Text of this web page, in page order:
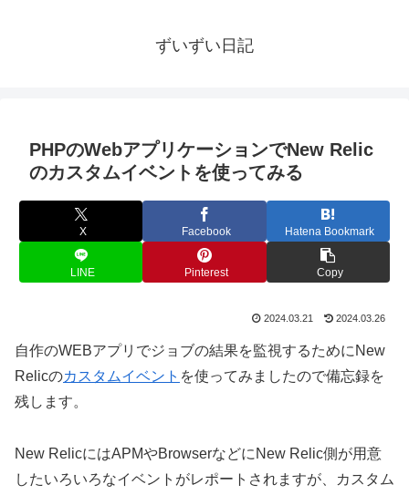
ずいずい日記
PHPのWebアプリケーションでNew Relic
のカスタムイベントを使ってみる
X Facebook Hatena Bookmark
LINE Pinterest Copy
2024.03.21 2024.03.26
自作のWEBアプリでジョブの結果を監視するためにNew
Relicのカスタムイベント を使ってみましたので備忘録を
残します。
New RelicにはAPMやBrowserなどにNew Relic側が用意
したいろいろなイベントがレポートされますが、カスタム